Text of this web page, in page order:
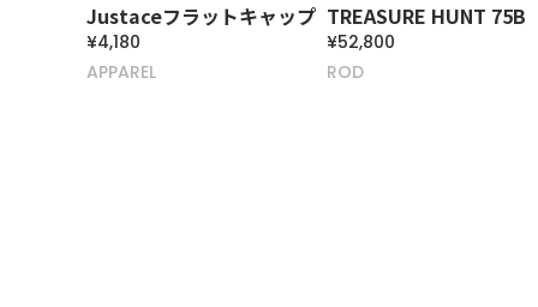
Justaceフラットキャップ
¥4,180
APPAREL
TREASURE HUNT 75B
¥52,800
ROD